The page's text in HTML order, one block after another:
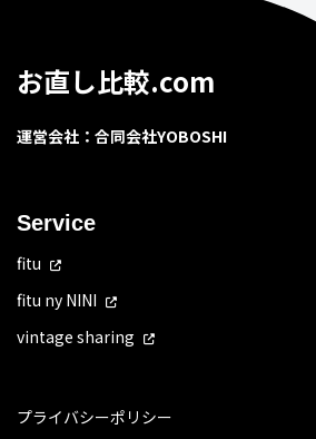
お直し比較.com
運営会社：合同会社YOBOSHI
Service
fitu
fitu ny NINI
vintage sharing
プライバシーポリシー